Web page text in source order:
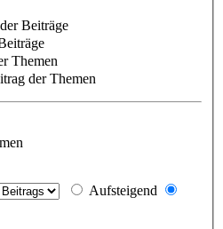
Beiträge
Themen
der Themen
Aufsteigend